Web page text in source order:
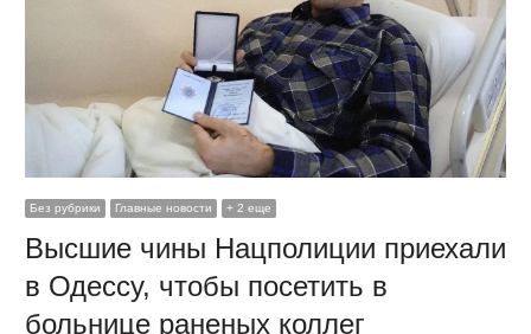
Без рубрики Главные новости + 2 еще
Высшие чины Нацполиции приехали
в Одессу, чтобы посетить в
больнице раненых коллег